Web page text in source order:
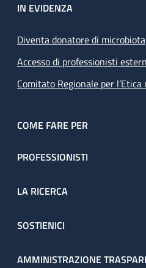
IN EVIDENZA
Diventa donatore di microbiota
Accesso di professionisti
Comitato Regionale per l’Etica
COME FARE PER
PROFESSIONISTI
LA RICERCA
SOSTIENICI
AMMINISTRAZIONE